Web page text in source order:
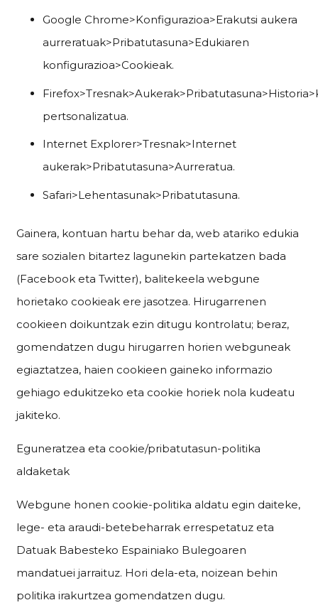
Google Chrome>Konfigurazioa>Erakutsi aukera
aurreratuak>Pribatutasuna>Edukiaren
konfigurazioa>Cookieak.
pertsonalizatua.
Internet Explorer>Tresnak>Internet
aukerak>Pribatutasuna>Aurreratua.
Safari>Lehentasunak>Pribatutasuna.
Gainera, kontuan hartu behar da, web atariko edukia
sare sozialen bitartez lagunekin partekatzen bada
(Facebook eta Twitter), balitekeela webgune
horietako cookieak ere jasotzea. Hirugarrenen
cookieen doikuntzak ezin ditugu kontrolatu; beraz,
gomendatzen dugu hirugarren horien webguneak
egiaztatzea, haien cookieen gaineko informazio
gehiago edukitzeko eta cookie horiek nola kudeatu
jakiteko.
Eguneratzea eta cookie/pribatutasun-politika
aldaketak
Webgune honen cookie-politika aldatu egin daiteke,
lege- eta araudi-betebeharrak errespetatuz eta
Datuak Babesteko Espainiako Bulegoaren
mandatuei jarraituz. Hori dela-eta, noizean behin
politika irakurtzea gomendatzen dugu.